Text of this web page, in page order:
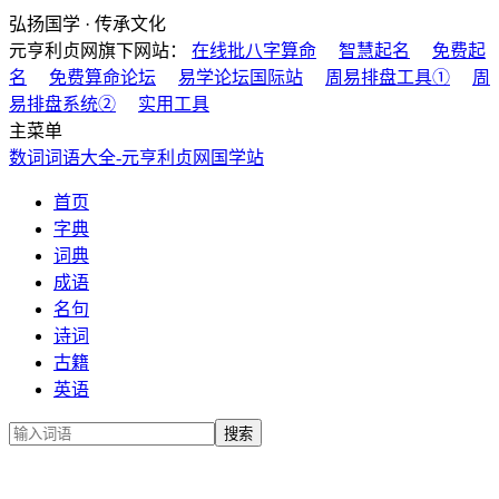
弘扬国学 · 传承文化
元亨利贞网旗下网站： 在线批八字算命 智慧起名
免费起
名
免费算命论坛 易学论坛国际站 周易排盘工具①
周
易排盘系统②
实用工具
主菜单
数词词语大全-元亨利贞网国学站
首页
字典
词典
成语
名句
诗词
古籍
英语